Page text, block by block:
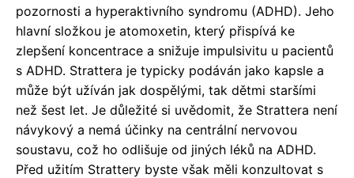
pozornosti a hyperaktivního syndromu (ADHD). Jeho
hlavní složkou je atomoxetin, který přispívá ke
zlepšení koncentrace a snižuje impulsivitu u pacientů
s ADHD. Strattera je typicky podáván jako kapsle a
může být užíván jak dospělými, tak dětmi staršími
než šest let. Je důležité si uvědomit, že Strattera není
návykový a nemá účinky na centrální nervovou
soustavu, což ho odlišuje od jiných léků na ADHD.
Před užitím Strattery byste však měli konzultovat s